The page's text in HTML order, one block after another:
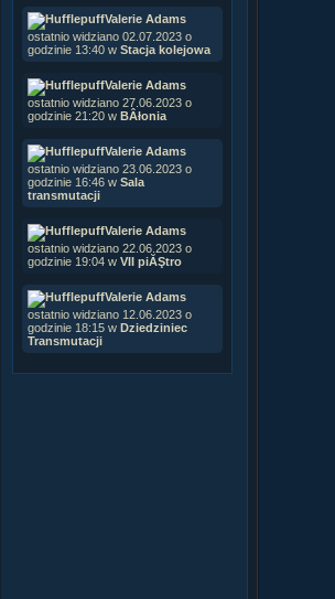
Valerie Adams
ostatnio widziano 02.07.2023 o
godzinie 13:40 w Stacja kolejowa
Valerie Adams
ostatnio widziano 27.06.2023 o
godzinie 21:20 w BÂłonia
Valerie Adams
ostatnio widziano 23.06.2023 o
godzinie 16:46 w Sala
transmutacji
Valerie Adams
ostatnio widziano 22.06.2023 o
godzinie 19:04 w VII piĂŞtro
Valerie Adams
ostatnio widziano 12.06.2023 o
godzinie 18:15 w Dziedziniec
Transmutacji